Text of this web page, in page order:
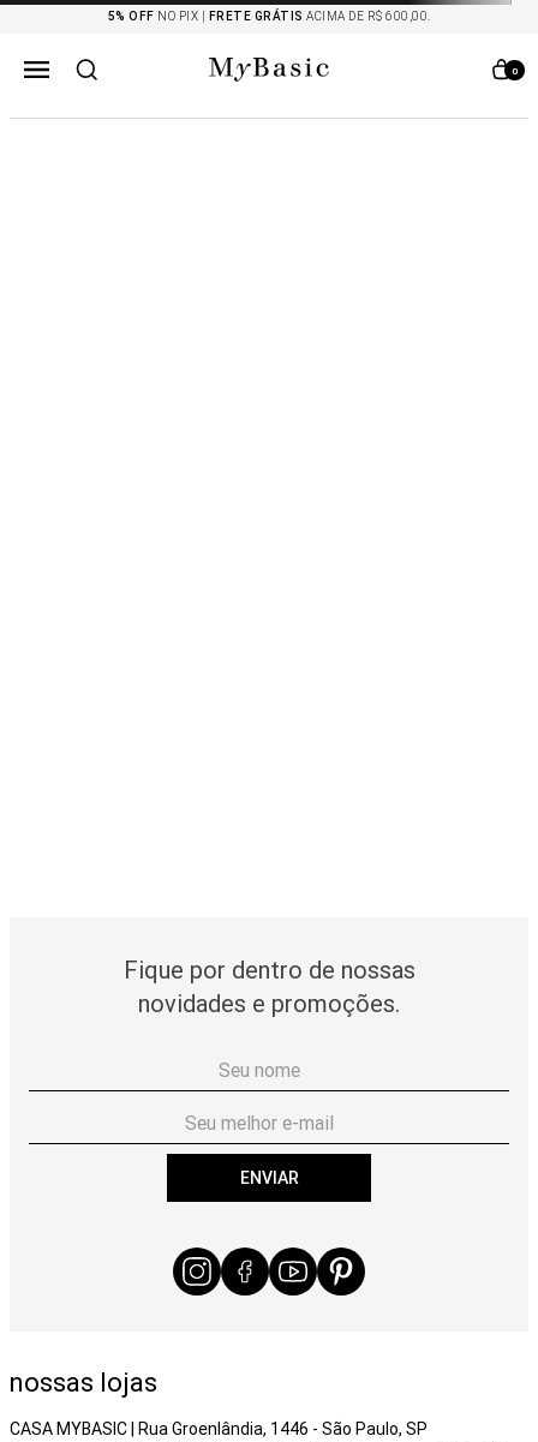
5% OFF NO PIX | FRETE GRÁTIS ACIMA DE R$ 600,00.
0
Fique por dentro de nossas
novidades e promoções.
ENVIAR
nossas lojas
CASA MYBASIC | Rua Groenlândia, 1446 - São Paulo, SP